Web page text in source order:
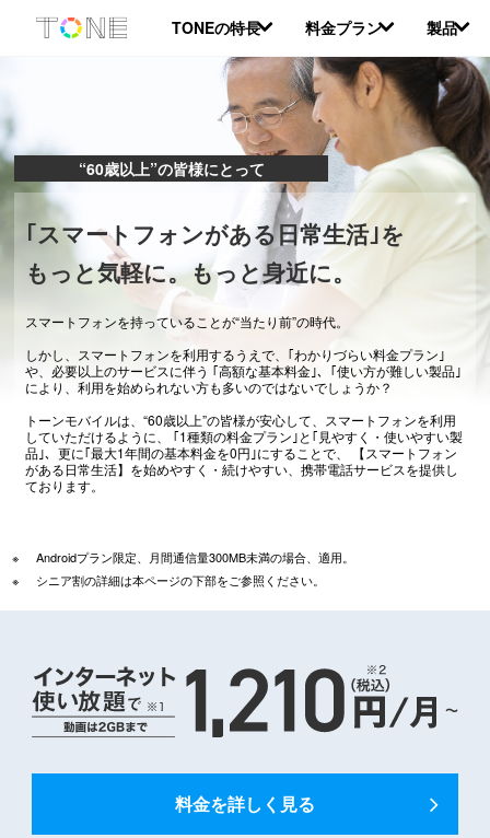
文
へ
移
動
TONEの特長 料金プラン 製品
“60歳以上”の皆様にとって
｢スマートフォンがある日常生活｣を
もっと気軽に。もっと身近に。
スマートフォンを持っていることが“当たり前”の時代。
しかし、スマートフォンを利用するうえで、｢わかりづらい料金プラン｣
や、必要以上のサービスに伴う ｢高額な基本料金｣、｢使い方が難しい製品｣
により、利用を始められない方も多いのではないでしょうか？
トーンモバイルは、“60歳以上”の皆様が安心して、スマートフォンを利用
していただけるように、
｢1種類の料金プラン｣と｢見やすく・使いやすい製
品｣、更に｢最大1年間の基本料金を0円｣にすることで、
【スマートフォン
がある日常生活】を始めやすく・続けやすい、携帯電話サービスを提供し
ております。
※
Androidプラン限定、月間通信量300MB未満の場合、適用。
※
シニア割の詳細は本ページの下部をご参照ください。
料金を詳しく見る